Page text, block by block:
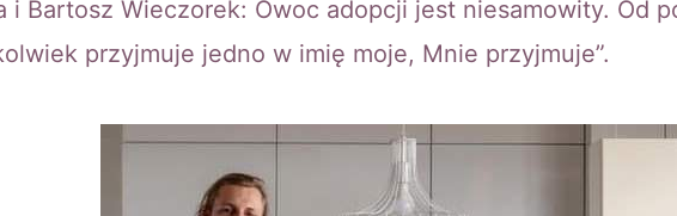
i Bartosz Wieczorek: Owoc adopcji jest niesamowity. Od
przyjmuje jedno w imię moje, Mnie przyjmuje”.